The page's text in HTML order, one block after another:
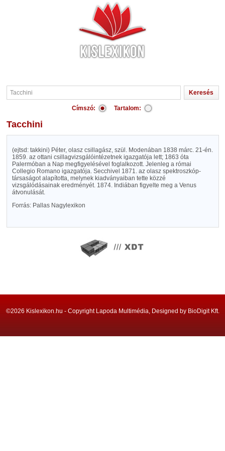
Címszó: Tartalom:
Tacchini
(ejtsd: takkini) Péter, olasz csillagász, szül. Modenában 1838 márc. 21-én.
1859. az ottani csillagvizsgálóintézetnek igazgatója lett; 1863 óta
Palermóban a Nap megfigyelésével foglalkozott. Jelenleg a római
Collegio Romano igazgatója. Secchivel 1871. az olasz spektroszkóp-
társaságot alapította, melynek kiadványaiban tette közzé
vizsgálódásainak eredményét. 1874. Indiában figyelte meg a Venus
átvonulását.
Forrás: Pallas Nagylexikon
©2026 Kislexikon.hu - Copyright Lapoda Multimédia, Designed by BioDigit Kft.